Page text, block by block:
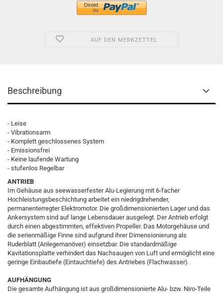
AUF DEN MERKZETTEL
Beschreibung
- Leise
- Vibrationsarm
- Komplett geschlossenes System
- Emissionsfrei
- Keine laufende Wartung
- stufenlos Regelbar
ANTRIEB
Im Gehäuse aus seewasserfester Alu-Legierung mit 6-facher
Hochleistungsbeschichtung arbeitet ein niedrigdrehender,
permanenterregter Elektromotor. Die großdimensionierten Lager und das
Ankersystem sind auf lange Lebensdauer ausgelegt. Der Antrieb erfolgt
durch einen abgestimmten, effektiven Propeller. Das Motorgehäuse und
die serienmäßige Finne sind aufgrund ihrer Dimensionierung als
Ruderblatt (Anlegemanöver) einsetzbar. Die standardmäßige
Kavitationsplatte verhindert das Nachsaugen von Luft und ermöglicht eine
geringe Einbautiefe (Eintauchtiefe) des Antriebes (Flachwasser).
AUFHÄNGUNG
Die gesamte Aufhängung ist aus großdimensionierte Alu- bzw. Niro-Teile